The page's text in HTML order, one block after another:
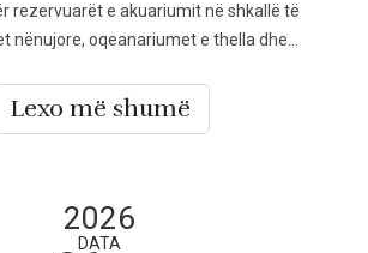
rezervuarët e akuariumit në shkallë të
nënujore, oqeanariumet e thella dhe
dhe akrilit monolit është një vendim
Lexo më shumë
2026
DATA